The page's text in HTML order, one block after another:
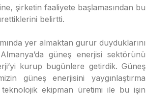
şirketin faaliyete başlamasından bu
belirtti.
yer almaktan gurur duyduklarını
güneş enerjisi sektörünü
kurup bugünlere getirdik. Güneş
güneş enerjisini yaygınlaştırma
ekipman üretimi ile bu işin